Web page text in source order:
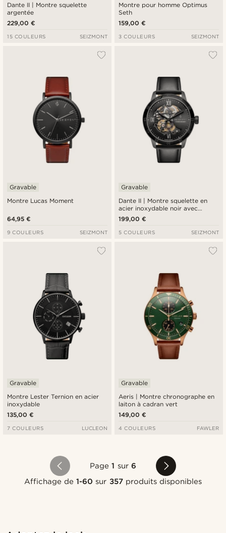
Dante II | Montre squelette
argentée
229,00 €
15 COULEURS SEIZMONT
Montre pour homme Optimus
Seth
159,00 €
3 COULEURS SEIZMONT
Montre Lucas Moment
Gravable
64,95 €
9 COULEURS SEIZMONT
Dante II | Montre squelette en
acier inoxydable noir avec
bracelet en cuir
Gravable
199,00 €
5 COULEURS SEIZMONT
Montre Lester Ternion en acier
inoxydable
Gravable
135,00 €
7 COULEURS LUCLEON
Aeris | Montre chronographe en
laiton à cadran vert
Gravable
149,00 €
4 COULEURS FAWLER
Page1 sur 6
Affichage de1-60 sur 357produits disponibles